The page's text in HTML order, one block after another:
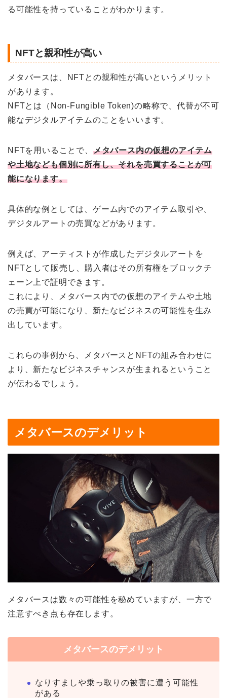
る可能性を持っていることがわかります。
NFTと親和性が高い
メタバースは、NFTとの親和性が高いというメリット
があります。
NFTとは（Non-Fungible Token)の略称で、代替が不可
能なデジタルアイテムのことをいいます。
NFTを用いることで、 メタバース内の仮想のアイテム
や土地なども個別に所有し、それを売買することが可
能になります。
具体的な例としては、ゲーム内でのアイテム取引や、
デジタルアートの売買などがあります。
例えば、アーティストが作成したデジタルアートを
NFTとして販売し、購入者はその所有権をブロックチ
ェーン上で証明できます。
これにより、メタバース内での仮想のアイテムや土地
の売買が可能になり、新たなビジネスの可能性を生み
出しています。
これらの事例から、メタバースとNFTの組み合わせに
より、新たなビジネスチャンスが生まれるということ
が伝わるでしょう。
メタバースのデメリット
メタバースは数々の可能性を秘めていますが、一方で
注意すべき点も存在します。
メタバースのデメリット
なりすましや乗っ取りの被害に遭う可能性
がある